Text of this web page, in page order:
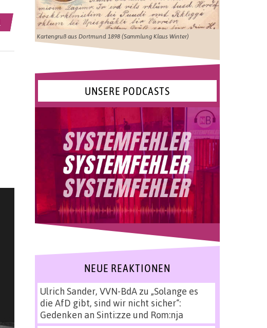
Kartengruß aus Dortmund 1898 (Sammlung Klaus Winter)
UNSERE PODCASTS
NEUE REAKTIONEN
Ulrich Sander, VVN-BdAzu „Solange es
die AfD gibt, sind wir nicht sicher“:
Gedenken an Sinti:zze und Rom:nja